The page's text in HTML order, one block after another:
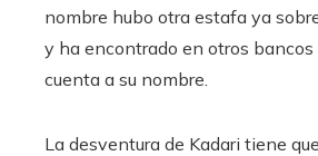
nombre hubo otra estafa ya
y ha encontrado en otros
cuenta a su nombre.
La desventura de Kadari tiene